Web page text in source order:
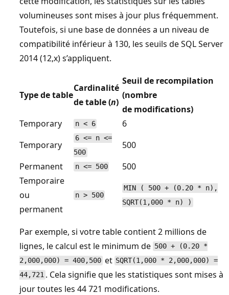
volumineuses sont mises à jour plus fréquemment.
Toutefois, si une base de données a un niveau de
compatibilité inférieur à 130, les seuils de SQL Server
2014 (12,x) s’appliquent.
Type de table
Cardinalité
de table (n)
Seuil de recompilation
(nombre
de modifications)
Temporary
n < 6
6
Temporary
6 <= n <=
500
500
Permanent
n <= 500
500
Temporaire
ou
permanent
n > 500
MIN ( 500 + (0.20 * n),
SQRT(1,000 * n) )
Par exemple, si votre table contient 2 millions de
lignes, le calcul est le minimum de 500 + (0.20 *
2,000,000) = 400,500 et SQRT(1,000 * 2,000,000) =
44,721 . Cela signifie que les statistiques sont mises à
jour toutes les 44 721 modifications.